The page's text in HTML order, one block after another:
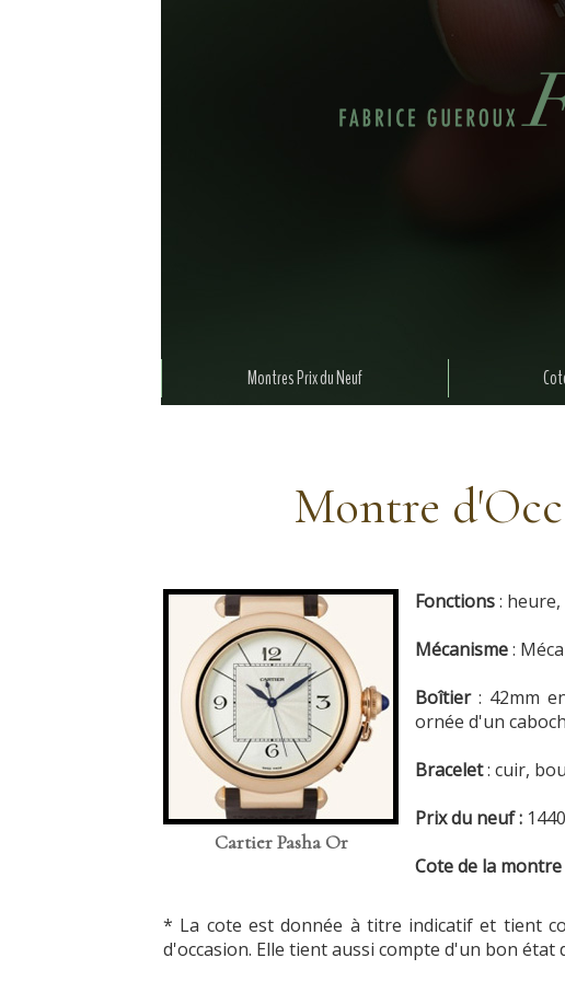
Montres Prix du Neuf
Montre
Cartier Pasha Or
Fonctions:
Mécanisme:
Boîtier: 42mm
ornée d'un
Bracelet: cuir,
Prix du neuf :
Cote de la montre
* La cote est donnée à titre indicatif et tient
d'occasion. Elle tient aussi compte d'un bon état